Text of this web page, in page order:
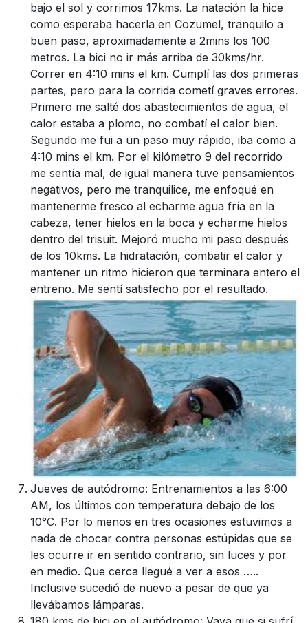
bajo el sol y corrimos 17kms. La natación la hice
como esperaba hacerla en Cozumel, tranquilo a
buen paso, aproximadamente a 2mins los 100
metros. La bici no ir más arriba de 30kms/hr.
Correr en 4:10 mins el km. Cumplí las dos primeras
partes, pero para la corrida cometí graves errores.
Primero me salté dos abastecimientos de agua, el
calor estaba a plomo, no combatí el calor bien.
Segundo me fui a un paso muy rápido, iba como a
4:10 mins el km. Por el kilómetro 9 del recorrido
me sentía mal, de igual manera tuve pensamientos
negativos, pero me tranquilice, me enfoqué en
mantenerme fresco al echarme agua fría en la
cabeza, tener hielos en la boca y echarme hielos
dentro del trisuit. Mejoró mucho mi paso después
de los 10kms. La hidratación, combatir el calor y
mantener un ritmo hicieron que terminara entero el
entreno. Me sentí satisfecho por el resultado.
Jueves de autódromo: Entrenamientos a las 6:00
AM, los últimos con temperatura debajo de los
10°C. Por lo menos en tres ocasiones estuvimos a
nada de chocar contra personas estúpidas que se
les ocurre ir en sentido contrario, sin luces y por
en medio. Que cerca llegué a ver a esos …..
Inclusive sucedió de nuevo a pesar de que ya
llevábamos lámparas.